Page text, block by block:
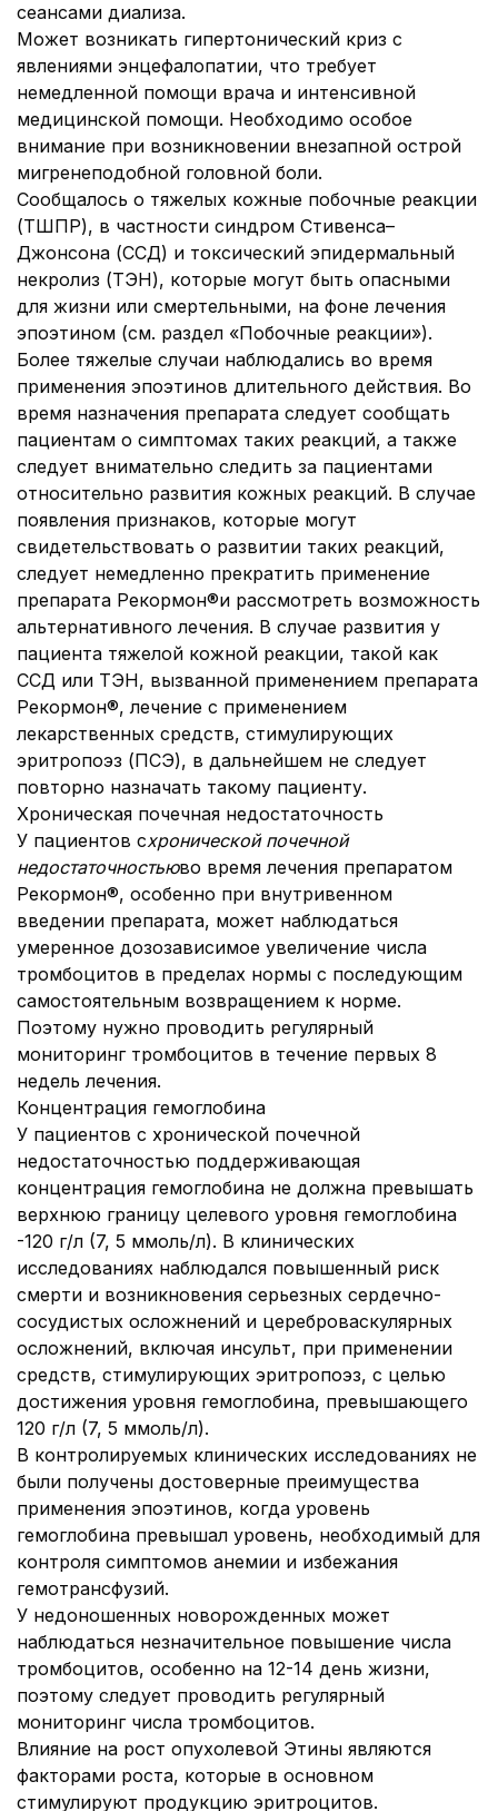
сеансами диализа.
Может возникать гипертонический криз с
явлениями энцефалопатии, что требует
немедленной помощи врача и интенсивной
медицинской помощи. Необходимо особое
внимание при возникновении внезапной острой
мигренеподобной головной боли.
Сообщалось о тяжелых кожные побочные реакции
(ТШПР), в частности синдром Стивенса–
Джонсона (ССД) и токсический эпидермальный
некролиз (ТЭН), которые могут быть опасными
для жизни или смертельными, на фоне лечения
эпоэтином (см. раздел «Побочные реакции»).
Более тяжелые случаи наблюдались во время
применения эпоэтинов длительного действия. Во
время назначения препарата следует сообщать
пациентам о симптомах таких реакций, а также
следует внимательно следить за пациентами
относительно развития кожных реакций. В случае
появления признаков, которые могут
свидетельствовать о развитии таких реакций,
следует немедленно прекратить применение
препарата Рекормон®и рассмотреть возможность
альтернативного лечения. В случае развития у
пациента тяжелой кожной реакции, такой как
ССД или ТЭН, вызванной применением препарата
Рекормон®, лечение с применением
лекарственных средств, стимулирующих
эритропоэз (ПСЭ), в дальнейшем не следует
повторно назначать такому пациенту.
Хроническая почечная недостаточность
У пациентов схронической почечной
недостаточностьюво время лечения препаратом
Рекормон®, особенно при внутривенном
введении препарата, может наблюдаться
умеренное дозозависимое увеличение числа
тромбоцитов в пределах нормы с последующим
самостоятельным возвращением к норме.
Поэтому нужно проводить регулярный
мониторинг тромбоцитов в течение первых 8
недель лечения.
Концентрация гемоглобина
У пациентов с хронической почечной
недостаточностью поддерживающая
концентрация гемоглобина не должна превышать
верхнюю границу целевого уровня гемоглобина
-120 г/л (7, 5 ммоль/л). В клинических
исследованиях наблюдался повышенный риск
смерти и возникновения серьезных сердечно-
сосудистых осложнений и цереброваскулярных
осложнений, включая инсульт, при применении
средств, стимулирующих эритропоэз, с целью
достижения уровня гемоглобина, превышающего
120 г/л (7, 5 ммоль/л).
В контролируемых клинических исследованиях не
были получены достоверные преимущества
применения эпоэтинов, когда уровень
гемоглобина превышал уровень, необходимый для
контроля симптомов анемии и избежания
гемотрансфузий.
У недоношенных новорожденных может
наблюдаться незначительное повышение числа
тромбоцитов, особенно на 12-14 день жизни,
поэтому следует проводить регулярный
мониторинг числа тромбоцитов.
Влияние на рост опухолевой Этины являются
факторами роста, которые в основном
стимулируют продукцию эритроцитов.